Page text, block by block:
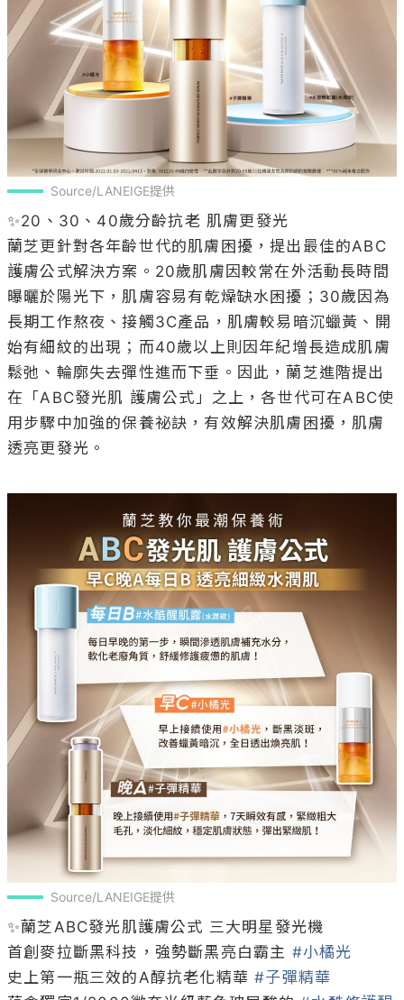
Source/LANEIGE提供
✨20、30、40歲分齡抗老 肌膚更發光
蘭芝更針對各年齡世代的肌膚困擾，提出最佳的ABC
護膚公式解決方案。20歲肌膚因較常在外活動長時間
曝曬於陽光下，肌膚容易有乾燥缺水困擾；30歲因為
長期工作熬夜、接觸3C產品，肌膚較易暗沉蠟黃、開
始有細紋的出現；而40歲以上則因年紀增長造成肌膚
鬆弛、輪廓失去彈性進而下垂。因此，蘭芝進階提出
在「ABC發光肌 護膚公式」之上，各世代可在ABC使
用步驟中加強的保養祕訣，有效解決肌膚困擾，肌膚
透亮更發光。
Source/LANEIGE提供
✨蘭芝ABC發光肌護膚公式 三大明星發光機
首創麥拉斷黑科技，強勢斷黑亮白霸主 #小橘光
史上第一瓶三效的A醇抗老化精華
蘊含獨家1/2000微奈米級藍色玻尿酸的 #水酷修護醒
肌露(水潤款)